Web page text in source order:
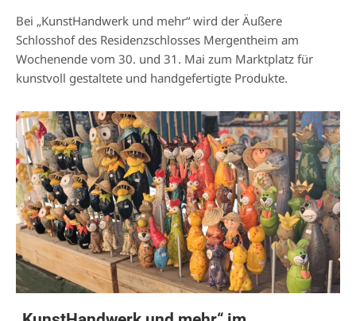
Bei „KunstHandwerk und mehr“ wird der Äußere
Schlosshof des Residenzschlosses Mergentheim am
Wochenende vom 30. und 31. Mai zum Marktplatz für
kunstvoll gestaltete und handgefertigte Produkte.